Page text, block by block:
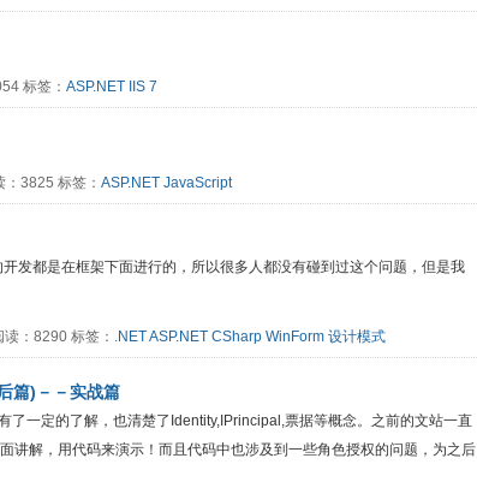
标签： ASP.NET IIS 7
3825 标签： ASP.NET JavaScript
发都是在框架下面进行的，所以很多人都没有碰到过这个问题，但是我
：8290 标签： .NETASP.NET CSharp WinForm 设计模式
篇)－－实战篇
了一定的了解，也清楚了Identity,IPrincipal,票据等概念。之前的文站一直
讲解，用代码来演示！而且代码中也涉及到一些角色授权的问题，为之后